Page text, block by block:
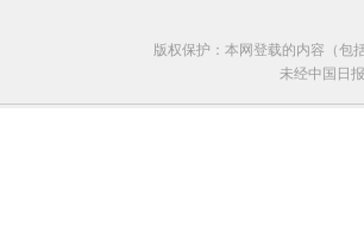
版权保护：本网登载的内容（包
未经中国日